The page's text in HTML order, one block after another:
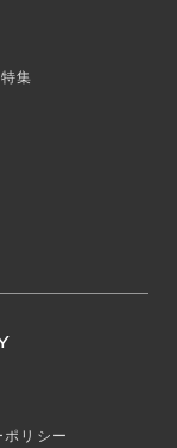
集
ポリシー